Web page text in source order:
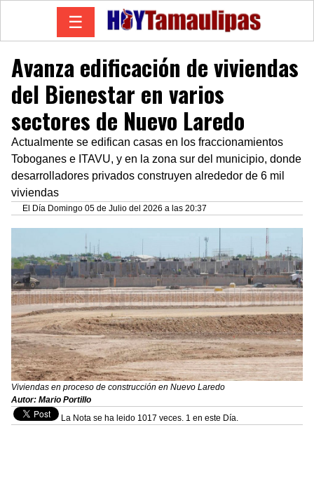
☰
Avanza edificación de viviendas
del Bienestar en varios
sectores de Nuevo Laredo
Actualmente se edifican casas en los fraccionamientos
Toboganes e ITAVU, y en la zona sur del municipio, donde
desarrolladores privados construyen alrededor de 6 mil
viviendas
El Día Domingo 05 de Julio del 2026 a las 20:37
Viviendas en proceso de construcción en Nuevo Laredo
Autor: Mario Portillo
La Nota se ha leido 1017 veces. 1 en este Día.